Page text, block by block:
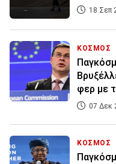
18 Σεπ
ΚΟΣΜΟΣ
φερ με
07 Δεκ
ΚΟΣΜΟΣ